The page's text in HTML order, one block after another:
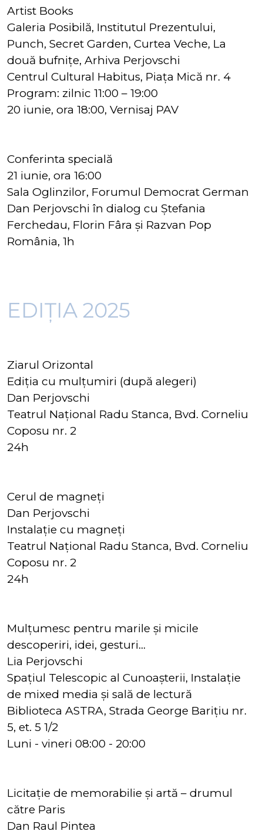
Artist Books
Galeria Posibilă, Institutul Prezentului,
Punch, Secret Garden, Curtea Veche, La
două bufnițe, Arhiva Perjovschi
Centrul Cultural Habitus, Piața Mică nr. 4
Program: zilnic 11:00 – 19:00
20 iunie, ora 18:00, Vernisaj PAV
Conferinta specială
21 iunie, ora 16:00
Sala Oglinzilor, Forumul Democrat German
Dan Perjovschi în dialog cu Ștefania
Ferchedau, Florin Fâra și Razvan Pop
România, 1h
EDIȚIA 2025
Ziarul Orizontal
Ediția cu mulțumiri (după alegeri)
Dan Perjovschi
Teatrul Național Radu Stanca, Bvd. Corneliu
Coposu nr. 2
24h
Cerul de magneți
Dan Perjovschi
Instalație cu magneți
Teatrul Național Radu Stanca, Bvd. Corneliu
Coposu nr. 2
24h
Mulțumesc pentru marile și micile
descoperiri, idei, gesturi…
Lia Perjovschi
Spațiul Telescopic al Cunoașterii, Instalație
de mixed media și sală de lectură
Biblioteca ASTRA, Strada George Barițiu nr.
5, et. 5 1/2
Luni - vineri 08:00 - 20:00
Licitație de memorabilie și artă – drumul
către Paris
Dan Raul Pintea